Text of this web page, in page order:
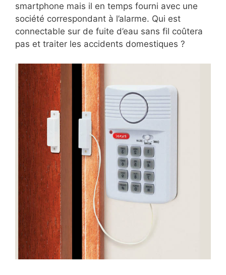
smartphone mais il en temps fourni avec une
société correspondant à l’alarme. Qui est
connectable sur de fuite d’eau sans fil coûtera
pas et traiter les accidents domestiques ?